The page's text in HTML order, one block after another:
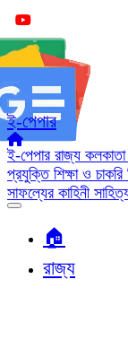
ই-পেপার
ই-পেপার রাজ্য কলকাতা
প্রযুক্তি শিক্ষা ও চাকরি
সাফল্যের কাহিনী
🏠︎
রাজ্য